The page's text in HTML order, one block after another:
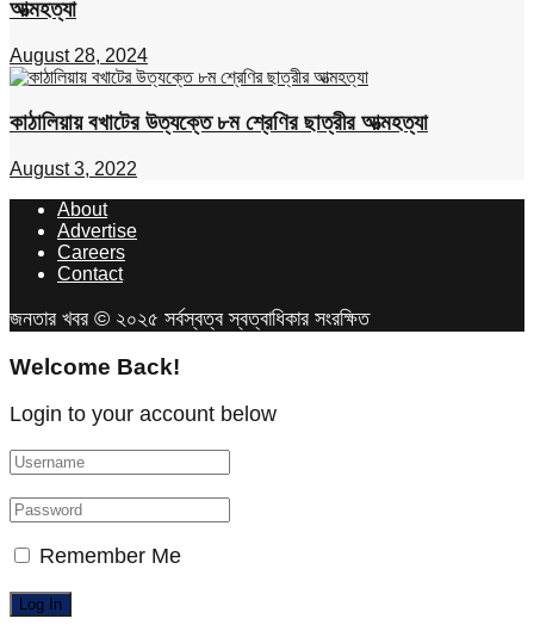
আত্মহত্যা
August 28, 2024
কাঠালিয়ায় বখাটের উত্যক্তে ৮ম শ্রেণির ছাত্রীর আত্মহত্যা
August 3, 2022
About
Advertise
Careers
Contact
জনতার খবর © ২০২৫ সর্বস্বত্ব স্বত্বাধিকার সংরক্ষিত
Welcome Back!
Login to your account below
Remember Me